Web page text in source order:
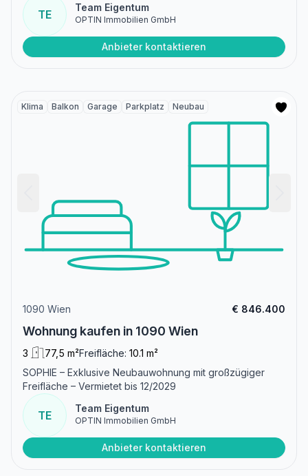
TE
Team Eigentum
OPTIN Immobilien GmbH
Anbieter kontaktieren
Klima Balkon Garage Parkplatz Neubau
1090 Wien € 846.400
Wohnung kaufen in 1090 Wien
3 77,5 m²Freifläche: 10.1 m²
SOPHIE – Exklusive Neubauwohnung mit großzügiger
Freifläche – Vermietet bis 12/2029
TE
Team Eigentum
OPTIN Immobilien GmbH
Anbieter kontaktieren